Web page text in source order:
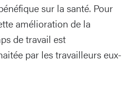
sur la santé. Pour
amélioration de la
de travail est
par les travailleurs eux-